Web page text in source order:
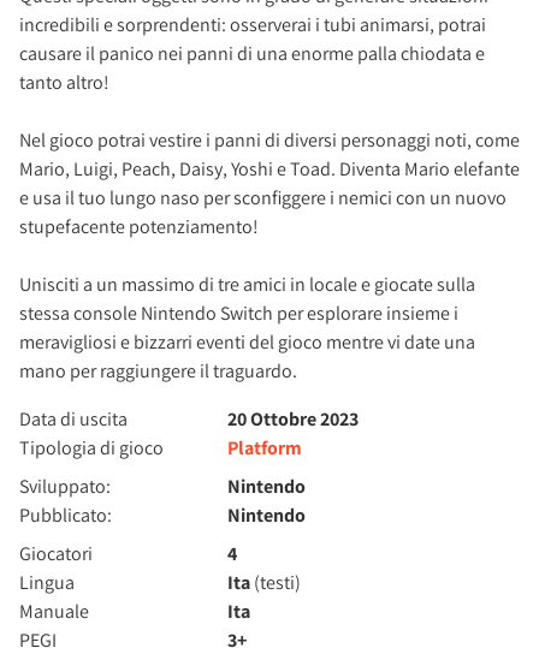
incredibili e sorprendenti: osserverai i tubi animarsi, potrai
causare il panico nei panni di una enorme palla chiodata e
tanto altro!
Nel gioco potrai vestire i panni di diversi personaggi noti, come
Mario, Luigi, Peach, Daisy, Yoshi e Toad. Diventa Mario elefante
e usa il tuo lungo naso per sconfiggere i nemici con un nuovo
stupefacente potenziamento!
Unisciti a un massimo di tre amici in locale e giocate sulla
stessa console Nintendo Switch per esplorare insieme i
meravigliosi e bizzarri eventi del gioco mentre vi date una
mano per raggiungere il traguardo.
Data di uscita
20 Ottobre 2023
Tipologia di gioco
Platform
Sviluppato:
Nintendo
Pubblicato:
Nintendo
Giocatori
4
Lingua
Ita(testi)
Manuale
Ita
PEGI
3+